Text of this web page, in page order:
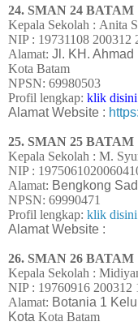
24. SMAN 24 BATAM
Kepala Sekolah : Anita
NIP : 19731108 200312
Alamat: Jl. KH.
Kota Batam
NPSN: 69980503
Profil lengkap: klik disini
Alamat Website :
25. SMAN 25 BATAM
Kepala Sekolah : M.
NIP :
Alamat: Bengkong
NPSN: 69990471
Profil lengkap: klik disini
Alamat Website :
26. SMAN 26 BATAM
Kepala Sekolah :
NIP : 19760916 200312
Alamat: Botania 1
Kota Kota Batam